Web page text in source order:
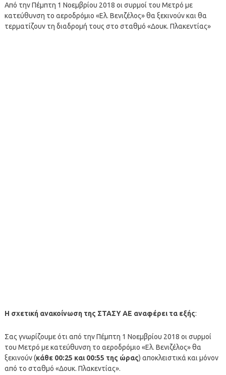
Από την Πέμπτη 1 Νοεμβρίου 2018 οι συρμοί του Μετρό με
κατεύθυνση το αεροδρόμιο «Ελ. Βενιζέλος» θα ξεκινούν και θα
τερματίζουν τη διαδρομή τους στο σταθμό «Δουκ. Πλακεντίας»
Η σχετική ανακοίνωση της ΣΤΑΣΥ ΑΕ αναφέρει τα εξής:
Σας γνωρίζουμε ότι από την Πέμπτη 1 Νοεμβρίου 2018 οι συρμοί
του Μετρό με κατεύθυνση το αεροδρόμιο «Ελ. Βενιζέλος» θα
ξεκινούν (κάθε 00:25 και 00:55 της ώρας) αποκλειστικά και μόνον
από το σταθμό «Δουκ. Πλακεντίας».